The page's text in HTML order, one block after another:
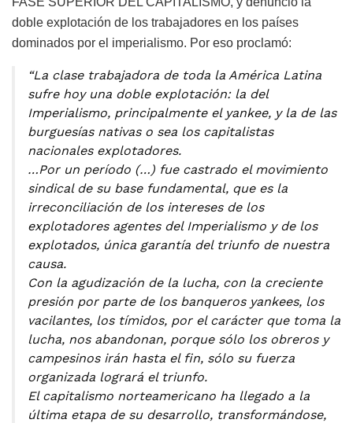
doble explotación de los trabajadores en los países
dominados por el imperialismo. Por eso proclamó:
“La clase trabajadora de toda la América Latina
sufre hoy una doble explotación: la del
Imperialismo, principalmente el yankee, y la de las
burguesías nativas o sea los capitalistas
nacionales explotadores.
…Por un período (…) fue castrado el movimiento
sindical de su base fundamental, que es la
irreconciliación de los intereses de los
explotadores agentes del Imperialismo y de los
explotados, única garantía del triunfo de nuestra
causa.
Con la agudización de la lucha, con la creciente
presión por parte de los banqueros yankees, los
vacilantes, los tímidos, por el carácter que toma la
lucha, nos abandonan, porque sólo los obreros y
campesinos irán hasta el fin, sólo su fuerza
organizada logrará el triunfo.
El capitalismo norteamericano ha llegado a la
última etapa de su desarrollo, transformándose,